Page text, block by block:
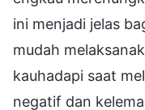
ini menjadi jelas
mudah
kauhadapi saat
negatif dan